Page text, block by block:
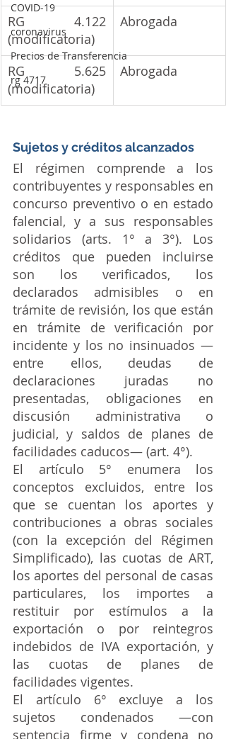
COVID-19
coronavirus
Precios de Transferencia
rg 4717
RG 4.122
(modificatoria)
Abrogada
RG 5.625
(modificatoria)
Abrogada
Sujetos y créditos alcanzados
El régimen comprende a los
contribuyentes y responsables en
concurso preventivo o en estado
falencial, y a sus responsables
solidarios (arts. 1° a 3°). Los
créditos que pueden incluirse
son los verificados, los
declarados admisibles o en
trámite de revisión, los que están
en trámite de verificación por
incidente y los no insinuados —
entre ellos, deudas de
declaraciones juradas no
presentadas, obligaciones en
discusión administrativa o
judicial, y saldos de planes de
facilidades caducos— (art. 4°).
El artículo 5° enumera los
conceptos excluidos, entre los
que se cuentan los aportes y
contribuciones a obras sociales
(con la excepción del Régimen
Simplificado), las cuotas de ART,
los aportes del personal de casas
particulares, los importes a
restituir por estímulos a la
exportación o por reintegros
indebidos de IVA exportación, y
las cuotas de planes de
facilidades vigentes.
El artículo 6° excluye a los
sujetos condenados —con
sentencia firme y condena no